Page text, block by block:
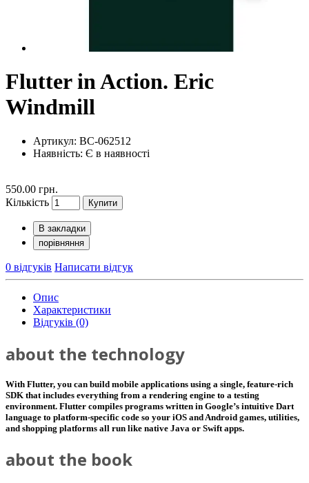
Flutter in Action. Eric
Windmill
Артикул: BC-062512
Наявність: Є в наявності
550.00 грн.
Кількість
Купити
В закладки
порівняння
0 відгуків Написати відгук
Опис
Характеристики
Відгуків (0)
about the technology
With Flutter, you can build mobile applications using a single, feature-rich
SDK that includes everything from a rendering engine to a testing
environment. Flutter compiles programs written in Google’s intuitive Dart
language to platform-specific code so your iOS and Android games, utilities,
and shopping platforms all run like native Java or Swift apps.
about the book